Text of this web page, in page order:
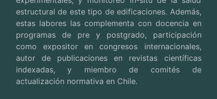
estructural de este tipo de edificaciones. Además,
estas labores las complementa con docencia en
programas de pre y postgrado, participación
como expositor en congresos internacionales,
autor de publicaciones en revistas científicas
indexadas, y miembro de comités de
actualización normativa en Chile.